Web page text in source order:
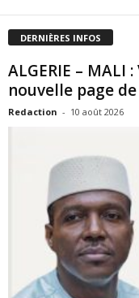
DERNIÈRES INFOS
ALGERIE – MALI
nouvelle page
Redaction - 10 août 2026